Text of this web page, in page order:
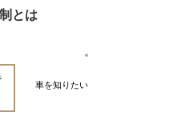
とは
車を知りたい